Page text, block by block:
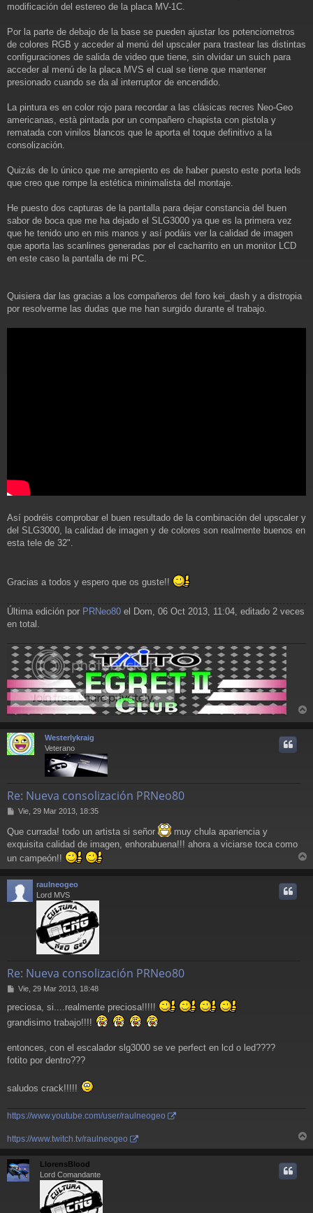
modificación del estereo de la placa MV-1C.
Por la parte de debajo de la base se pueden ajustar los potenciometros
de colores RGB y acceder al menú del upscaler para trastear las distintas
configuraciones de salida de video que tiene, sin olvidar un suich para
acceder al menú de la placa MVS el cual se tiene que mantener
presionado cuando se da al interruptor de encendido.
La pintura es en color rojo para recordar a las clásicas recres Neo-Geo
americanas, està pintada por un compañero chapista con pistola y
rematada con vinilos blancos que le aporta el toque definitivo a la
consolización.
Quizás de lo único que me arrepiento es de haber puesto este porta leds
que creo que rompe la estética minimalista del montaje.
He puesto dos capturas de la pantalla para dejar constancia del buen
sabor de boca que me ha dejado el SLG3000 ya que es la primera vez
que he tenido uno en mis manos y así podáis ver la calidad de imagen
que aporta las scanlines generadas por el cacharrito en un monitor LCD
en este caso la pantalla de mi PC.
Quisiera dar las gracias a los compañeros del foro kei_dash y a distropia
por resolverme las dudas que me han surgido durante el trabajo.
Así podréis comprobar el buen resultado de la combinación del upscaler y
del SLG3000, la calidad de imagen y de colores son realmente buenos en
esta tele de 32".
Gracias a todos y espero que os guste!!
Última edición por PRNeo80 el Dom, 06 Oct 2013, 11:04, editado 2 veces
en total.
r
Westerlykraig
Veterano
Re: Nueva consolización PRNeo80
M
n
s
j
Vie, 29 Mar 2013, 18:35
Que currada! todo un artista si señor
muy chula apariencia y
exquisita calidad de imagen, enhorabuena!!! ahora a viciarse toca como
un campeón!!
r
raulneogeo
Lord MVS
Re: Nueva consolización PRNeo80
M
n
s
e
Vie, 29 Mar 2013, 18:48
preciosa, si....realmente preciosa!!!!!
grandisimo trabajo!!!!
entonces, con el escalador slg3000 se ve perfect en lcd o led????
fotito por dentro???
saludos crack!!!!!
https://www.youtube.com/user/raulneogeo
https://www.twitch.tv/raulneogeo
r
LlorensBlood
Lord Comandante